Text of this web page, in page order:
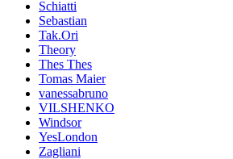
Schiatti
Sebastian
Tak.Ori
Theory
Thes Thes
Tomas Maier
vanessabruno
VILSHENKO
Windsor
YesLondon
Zagliani